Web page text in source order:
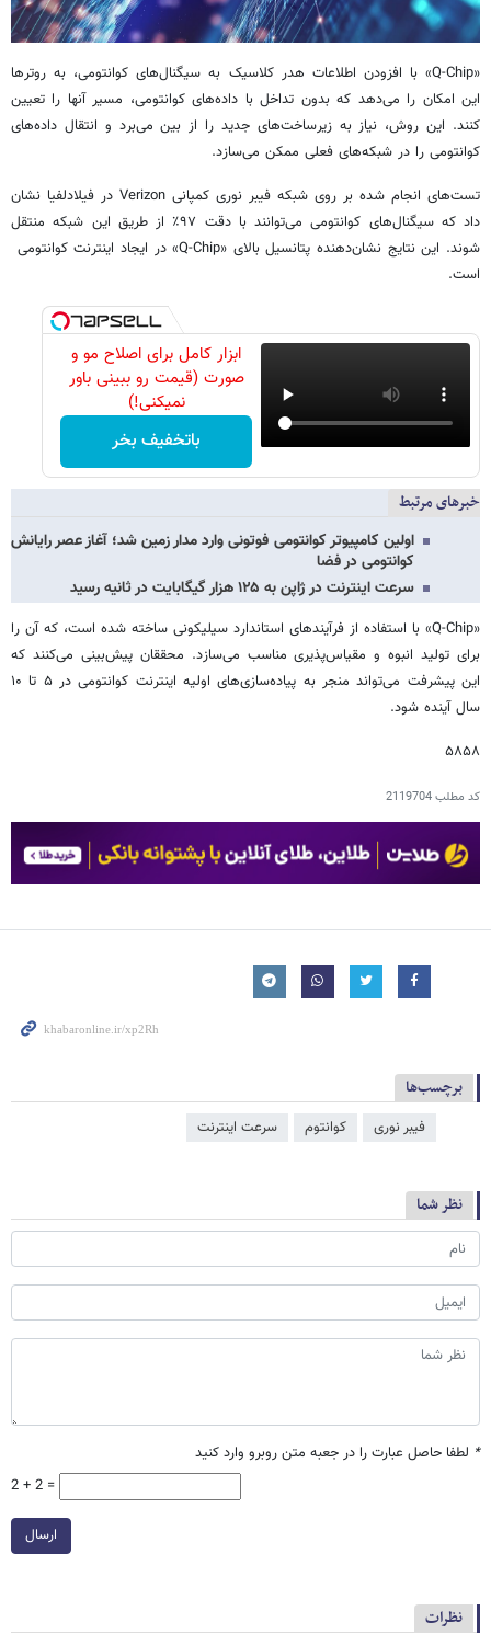
«Q-Chip» با افزودن اطلاعات هدر کلاسیک به سیگنال‌های کوانتومی، به روترها
این امکان را می‌دهد که بدون تداخل با داده‌های کوانتومی، مسیر آنها را تعیین
کنند. این روش، نیاز به زیرساخت‌های جدید را از بین می‌برد و انتقال داده‌های
کوانتومی را در شبکه‌های فعلی ممکن می‌سازد.
تست‌های انجام شده بر روی شبکه فیبر نوری کمپانی Verizon در فیلادلفیا نشان
داد که سیگنال‌های کوانتومی می‌توانند با دقت ۹۷٪ از طریق این شبکه منتقل
شوند. این نتایج نشان‌دهنده پتانسیل بالای «Q-Chip» در ایجاد اینترنت کوانتومی
است.
ابزار کامل برای اصلاح مو و
صورت (قیمت رو ببینی باور
نمیکنی!)
باتخفیف بخر
خبرهای مرتبط
اولین کامپیوتر کوانتومی فوتونی وارد مدار زمین شد؛ آغاز عصر رایانش
کوانتومی در فضا
سرعت اینترنت در ژاپن به ۱۲۵ هزار گیگابایت در ثانیه رسید
«Q-Chip» با استفاده از فرآیندهای استاندارد سیلیکونی ساخته شده است، که آن را
برای تولید انبوه و مقیاس‌پذیری مناسب می‌سازد. محققان پیش‌بینی می‌کنند که
این پیشرفت می‌تواند منجر به پیاده‌سازی‌های اولیه اینترنت کوانتومی در ۵ تا ۱۰
سال آینده شود.
۵۸۵۸
کد مطلب2119704
برچسب‌ها
فیبر نوری کوانتوم سرعت اینترنت
نظر شما
* لطفا حاصل عبارت را در جعبه متن روبرو وارد کنید
2 + 2 =
ارسال
نظرات